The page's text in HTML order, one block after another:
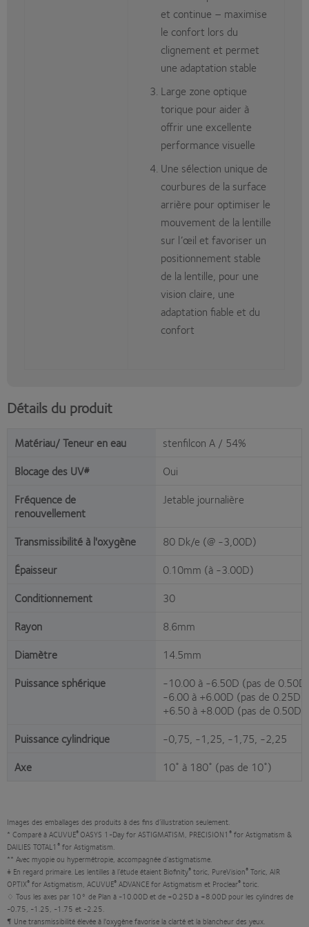
et continue – maximise
le confort lors du
clignement et permet
une adaptation stable
Large zone optique
torique pour aider à
offrir une excellente
performance visuelle
Une sélection unique de
courbures de la surface
arrière pour optimiser le
mouvement de la lentille
sur l’œil et favoriser un
positionnement stable
de la lentille, pour une
vision claire, une
adaptation fiable et du
confort
Détails du produit
Matériau/ Teneur en eau
stenfilcon A / 54%
Blocage des UV#
Oui
Fréquence de
renouvellement
Jetable journalière
Transmissibilité à l'oxygène
80 Dk/e (@ -3,00D)
Épaisseur
0.10mm (à -3.00D)
Conditionnement
30
Rayon
8.6mm
Diamètre
14.5mm
Puissance sphérique
-10.00 à -6.50D (pas de
-6.00 à +6.00D (pas de 0.25D)
+6.50 à +8.00D (pas de 0.50D)
Puissance cylindrique
-0,75, -1,25, -1,75, -2,25
Axe
10˚ à 180˚ (pas de 10˚)
Images des emballages des produits à des fins d’illustration seulement.
* Comparé à ACUVUE®OASYS 1-Day for ASTIGMATISM, PRECISION1 ® for Astigmatism &
DAILIES TOTAL1 ® for Astigmatism.
** Avec myopie ou hypermétropie, accompagnée d’astigmatisme.
‡ En regard primaire. Les lentilles à l’étude étaient Biofinity® toric, PureVision® Toric, AIR
OPTIX® for Astigmatism, ACUVUE® ADVANCE for Astigmatism et Proclear® toric.
♢ Tous les axes par 10° de Plan à -10.00D et de +0.25D à +8.00D pour les cylindres de
-0.75, -1.25, -1.75 et -2.25.
¶ Une transmissibilité élevée à l'oxygène favorise la clarté et la blancheur des yeux.